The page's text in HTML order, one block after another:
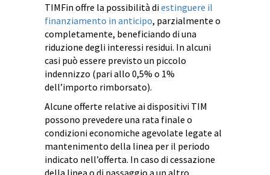
TIMFin offre la possibilità diestinguere il
finanziamento in anticipo, parzialmente o
completamente, beneficiando di una
riduzione degli interessi residui. In alcuni
casi può essere previsto un piccolo
indennizzo (pari allo 0,5% o 1%
dell’importo rimborsato).
Alcune offerte relative ai dispositivi TIM
possono prevedere una rata finale o
condizioni economiche agevolate legate al
mantenimento della linea per il periodo
indicato nell’offerta. In caso di cessazione
della linea o di passaggio a un altro